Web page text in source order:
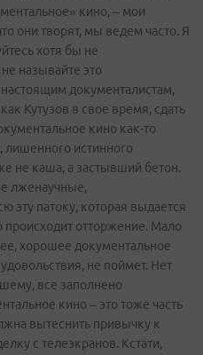
кино, – мои
они творят, мы ведем часто. Я
хотя бы не
называйте это
документалистам,
Кутузов в свое время, сдать
кино как-­то
лишенного истинного
не каша, а застывший бетон.
лженаучные,
эту патоку, которая выдается
происходит отторжение. Мало
хорошее документальное
не поймет. Нет
все заполнено
кино – это тоже часть
вытеснить привычку к
с телеэкранов. Кстати,